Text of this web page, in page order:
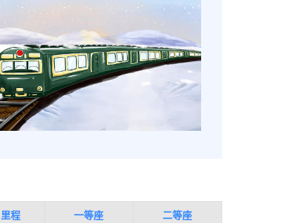
里程 一等座 二等座